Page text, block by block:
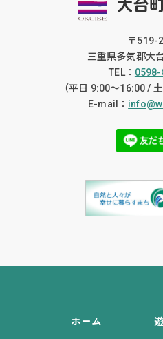
〒519-
三重県多気郡大
TEL：
（平日 9:00〜16:00 /
E-mail：
ホーム